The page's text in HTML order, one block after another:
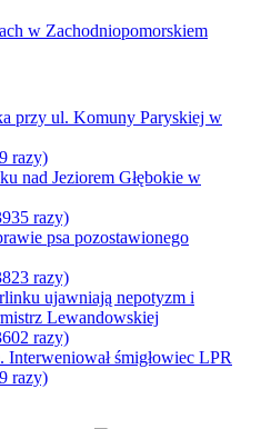
przy ul. Komuny Paryskiej w
razy)
nad Jeziorem Głębokie w
razy)
psa pozostawionego
razy)
ujawniają nepotyzm i
Lewandowskiej
razy)
Interweniował śmigłowiec LPR
razy)